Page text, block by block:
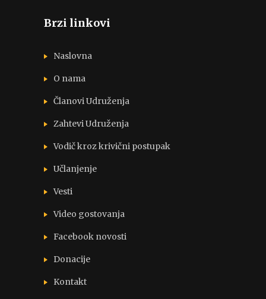
Brzi linkovi
Naslovna
O nama
Članovi Udruženja
Zahtevi Udruženja
Vodič kroz krivični postupak
Učlanjenje
Vesti
Video gostovanja
Facebook novosti
Donacije
Kontakt